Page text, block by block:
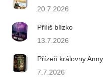
20.7.2026
Příliš blízko
13.7.2026
Přízeň královny Anny
7.7.2026